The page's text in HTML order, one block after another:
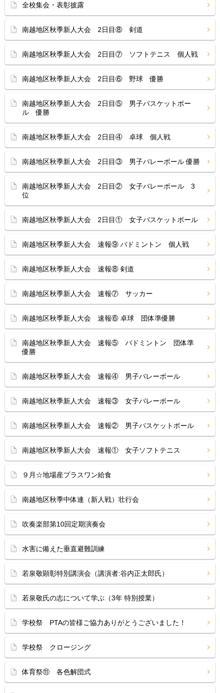
全校集会・表彰披露
南越地区秋季新人大会 2日目⑧ 剣道
南越地区秋季新人大会 2日目⑦ ソフトテニス 個人戦
南越地区秋季新人大会 2日目⑥ 野球 優勝
南越地区秋季新人大会 2日目⑤ 男子バスケットボー
ル 優勝
南越地区秋季新人大会 2日目④ 卓球 個人戦
南越地区秋季新人大会 2日目③ 男子バレーボール 優勝
南越地区秋季新人大会 2日目② 女子バレーボール 3
位
南越地区秋季新人大会 2日目① 女子バスケットボール
南越地区秋季新人大会 速報⑨ バドミントン 個人戦
南越地区秋季新人大会 速報⑧ 剣道
南越地区秋季新人大会 速報⑦ サッカー
南越地区秋季新人大会 速報⑥ 卓球 団体準優勝
南越地区秋季新人大会 速報⑤ バドミントン 団体準
優勝
南越地区秋季新人大会 速報④ 男子バレーボール
南越地区秋季新人大会 速報③ 女子バレーボール
南越地区秋季新人大会 速報② 男子バスケットボール
南越地区秋季新人大会 速報① 女子ソフトテニス
９月☆地場産プラスワン給食
南越地区秋季中体連（新人戦）壮行会
吹奏楽部第10回定期演奏会
水害に備えた垂直避難訓練
若泉敬顕彰特別講演会（講演者:谷内正太郎氏）
若泉敬氏の志について学ぶ（3年 特別授業）
学校祭 PTAの皆様ご協力ありがとうございました！
学校祭 クロージング
体育祭⑪ 各色解団式